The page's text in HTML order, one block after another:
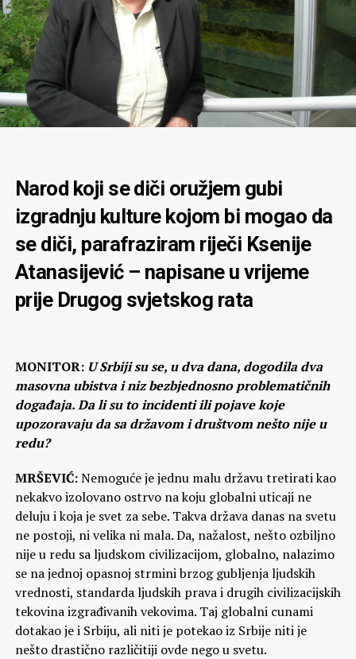
Narod koji se diči oružjem gubi
izgradnju kulture kojom bi mogao da
se diči, parafraziram riječi Ksenije
Atanasijević – napisane u vrijeme
prije Drugog svjetskog rata
MONITOR: U Srbiji su se, u dva dana, dogodila dva
masovna ubistva i niz bezbjednosno problematičnih
događaja. Da li su to incidenti ili pojave koje
upozoravaju da sa državom i društvom nešto nije u
redu?
MRŠEVIĆ:Nemoguće je jednu malu državu tretirati kao
nekakvo izolovano ostrvo na koju globalni uticaji ne
deluju i koja je svet za sebe. Takva država danas na svetu
ne postoji, ni velika ni mala. Da, nažalost, nešto ozbiljno
nije u redu sa ljudskom civilizacijom, globalno, nalazimo
se na jednoj opasnoj strmini brzog gubljenja ljudskih
vrednosti, standarda ljudskih prava i drugih civilizacijskih
tekovina izgrađivanih vekovima. Taj globalni cunami
dotakao je i Srbiju, ali niti je potekao iz Srbije niti je
nešto drastično različitiji ovde nego u svetu.